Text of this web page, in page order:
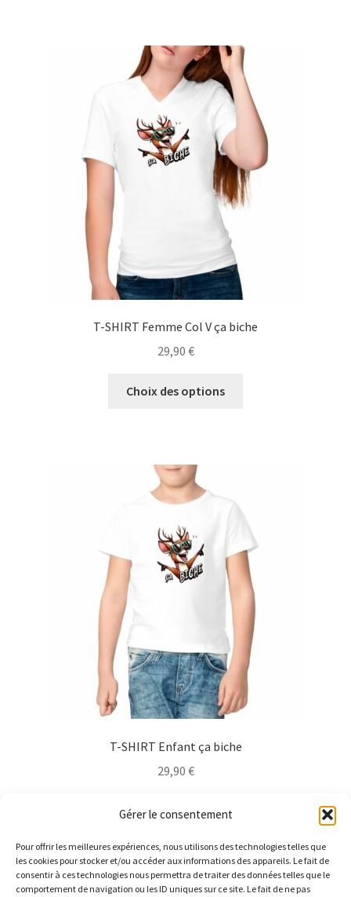
Gérer le consentement
Pour offrir les meilleures expériences, nous utilisons des technologies telles que
les cookies pour stocker et/ou accéder aux informations des appareils. Le fait de
consentir à ces technologies nous permettra de traiter des données telles que le
comportement de navigation ou les ID uniques sur ce site. Le fait de ne pas
Les
options
peuvent
être
choisies
sur
la
page
T-SHIRT Femme Col V ça biche
29,90 €
Choix des options
peuvent
être
choisies
sur
page
du
produit
T-SHIRT Enfant ça biche
29,90 €
Choix des options
plusieurs
variations.